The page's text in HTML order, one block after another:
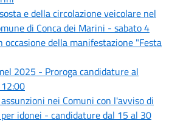
e della circolazione veicolare nel
di Conca dei Marini - sabato 4
della manifestazione "Festa
2025 - Proroga candidature al
nei Comuni con l'avviso di
idonei - candidature dal 15 al 30